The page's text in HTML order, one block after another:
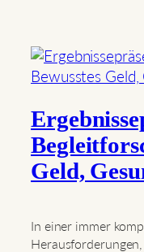
Geld,
In einer immer